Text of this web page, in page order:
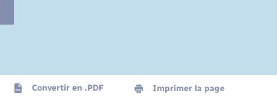
Convertir en .PDF Imprimer la page